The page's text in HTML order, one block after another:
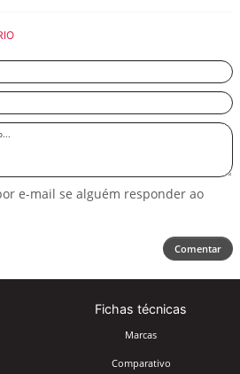
e-mail se alguém responder ao
Comentar
Fichas técnicas
Marcas
Comparativo